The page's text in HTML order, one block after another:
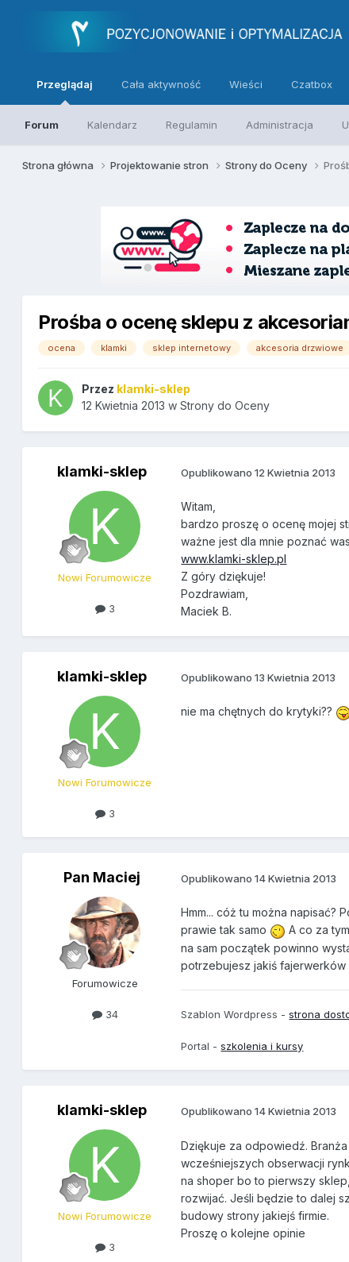
Przeglądaj
Forum Kalendarz Regulamin Administracja
Cała aktywność Wieści Czatbox
Strona główna Projektowanie stron Strony do Oceny
Prośba o ocenę sklepu z
ocena klamki sklep internetowy akcesoria drzwiowe
Przez klamki-sklep
12 Kwietnia 2013 wStrony do Oceny
klamki-sklep
Nowi Forumowicze
3
Opublikowano12 Kwietnia 2013
Witam,
bardzo proszę o ocenę mojej
ważne jest dla mnie poznać
www.klamki-sklep.pl
Z góry dziękuje!
Pozdrawiam,
Maciek B.
klamki-sklep
Nowi Forumowicze
3
Opublikowano13 Kwietnia 2013
nie ma chętnych do krytyki??
Pan Maciej
Forumowicze
34
Opublikowano14 Kwietnia 2013
Hmm... cóż tu można napisać?
prawie tak samo
A co za
na sam początek powinno
potrzebujesz jakiś fajerwerków
Szablon Wordpress -strona
Portal -szkolenia i kursy
klamki-sklep
Nowi Forumowicze
3
Opublikowano14 Kwietnia 2013
Dziękuje za odpowiedź.
wcześniejszych obserwacji
na shoper bo to pierwszy
rozwijać. Jeśli będzie to dalej
budowy strony jakiejś firmie.
Proszę o kolejne opinie